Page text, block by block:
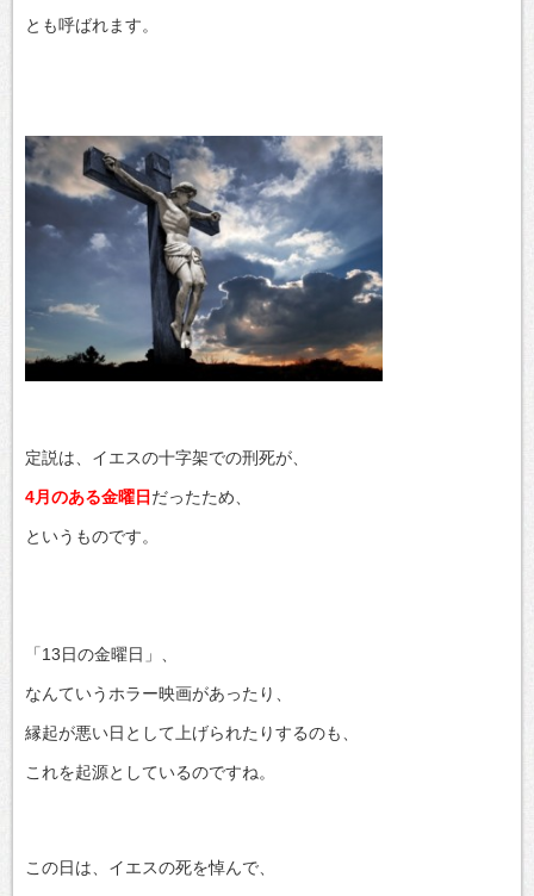
とも呼ばれます。
定説は、イエスの十字架での刑死が、
4月のある金曜日 だったため、
というものです。
「13日の金曜日」、
なんていうホラー映画があったり、
縁起が悪い日として上げられたりするのも、
これを起源としているのですね。
この日は、イエスの死を悼んで、